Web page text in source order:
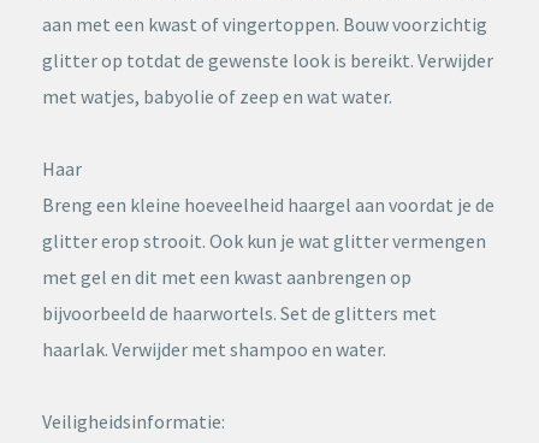
aan met een kwast of vingertoppen. Bouw voorzichtig
glitter op totdat de gewenste look is bereikt. Verwijder
met watjes, babyolie of zeep en wat water.
Haar
Breng een kleine hoeveelheid haargel aan voordat je de
glitter erop strooit. Ook kun je wat glitter vermengen
met gel en dit met een kwast aanbrengen op
bijvoorbeeld de haarwortels. Set de glitters met
haarlak. Verwijder met shampoo en water.
Veiligheidsinformatie: